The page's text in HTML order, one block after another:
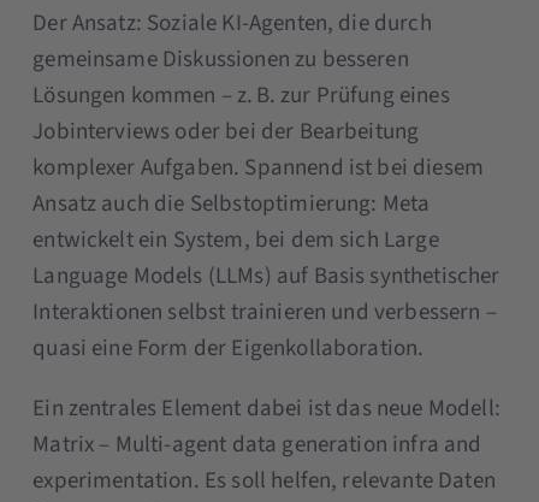
Der Ansatz: Soziale KI-Agenten, die durch
gemeinsame Diskussionen zu besseren
Lösungen kommen – z. B. zur Prüfung eines
Jobinterviews oder bei der Bearbeitung
komplexer Aufgaben. Spannend ist bei diesem
Ansatz auch die Selbstoptimierung: Meta
entwickelt ein System, bei dem sich Large
Language Models (LLMs) auf Basis synthetischer
Interaktionen selbst trainieren und verbessern –
quasi eine Form der Eigenkollaboration.
Ein zentrales Element dabei ist das neue Modell:
Matrix – Multi-agent data generation infra and
experimentation. Es soll helfen, relevante Daten